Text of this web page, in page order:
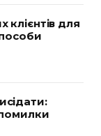
клієнтів для
помилки